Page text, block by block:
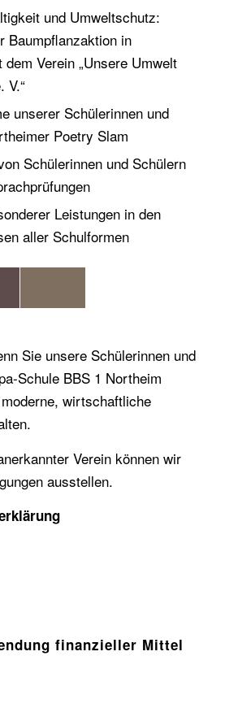
und Umweltschutz:
Baumpflanzaktion in
dem Verein „Unsere Umwelt
V.“
unserer Schülerinnen und
Poetry Slam
Schülerinnen und Schülern
Leistungen in den
aller Schulformen
Sie unsere Schülerinnen und
Schule BBS 1 Northeim
wirtschaftliche
Verein können wir
ausstellen.
finanzieller Mittel